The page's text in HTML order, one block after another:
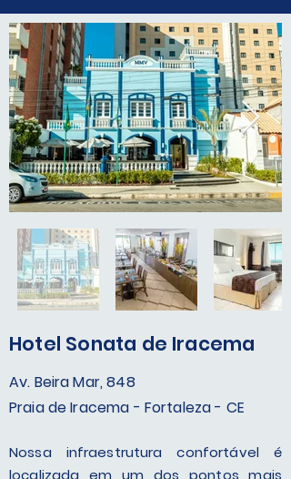
Hotel Sonata de Iracema
Av. Beira Mar, 848
Praia de Iracema - Fortaleza - CE
Nossa infraestrutura confortável é
localizada em um dos pontos mais